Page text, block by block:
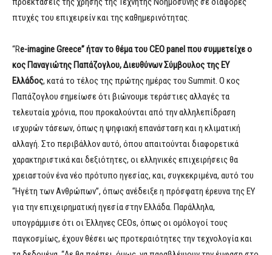
πτυχές του επιχειρείν και της καθημερινότητας.
“Re-imagine Greece” ήταν το θέμα του CEO panel που συμμετείχε ο
κος Παναγιώτης Παπάζογλου, Διευθύνων Σύμβουλος της EY
Ελλάδος, κατά το τέλος της πρώτης ημέρας του Summit. Ο κος
Παπάζογλου σημείωσε ότι βιώνουμε τεράστιες αλλαγές τα
τελευταία χρόνια, που προκαλούνται από την αλληλεπίδραση
ισχυρών τάσεων, όπως η ψηφιακή επανάσταση και η κλιματική
αλλαγή. Στο περιβάλλον αυτό, όπου απαιτούνται διαφορετικά
χαρακτηριστικά και δεξιότητες, οι ελληνικές επιχειρήσεις θα
χρειαστούν ένα νέο πρότυπο ηγεσίας, και, συγκεκριμένα, αυτό του
“Ηγέτη των Ανθρώπων”, όπως ανέδειξε η πρόσφατη έρευνα της EY
για την επιχειρηματική ηγεσία στην Ελλάδα. Παράλληλα,
υπογράμμισε ότι οι Έλληνες CEOs, όπως οι ομόλογοί τους
παγκοσμίως, έχουν θέσει ως προτεραιότητες την τεχνολογία και